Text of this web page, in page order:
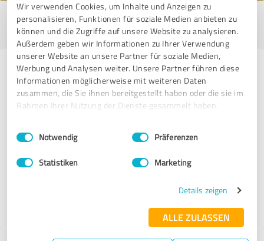
Wir verwenden Cookies, um Inhalte und Anzeigen zu
personalisieren, Funktionen für soziale Medien anbieten zu
können und die Zugriffe auf unsere Website zu analysieren.
Außerdem geben wir Informationen zu Ihrer Verwendung
unserer Website an unsere Partner für soziale Medien,
Werbung und Analysen weiter. Unsere Partner führen diese
Informationen möglicherweise mit weiteren Daten
zusammen, die Sie ihnen bereitgestellt haben oder die sie im
Rahmen Ihrer Nutzung der Dienste gesammelt haben.
Impressum Datenschutzbestimmungen
Einwilligungsauswahl
Notwendig Präferenzen
Statistiken Marketing
Details zeigen
ALLE ZULASSEN
Profil aktiv seit 11.04.2023 |Letzte Aktualisierung: 06.05.2023|Profil
melden
Erfahrungen zu weiteren
Anbietern aus dem Bereich
Finanzdienstleistungen
dacor&partner